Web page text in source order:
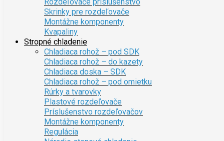
Skrinky pre rozdeľovače
Montážne komponenty
Kvapaliny
Stropné chladenie
Chladiaca rohož – pod SDK
Chladiaca rohož – do kazety
Chladiaca doska – SDK
Chladiaca rohož – pod omietku
Rúrky a tvarovky
Plastové rozdeľovače
Príslušenstvo rozdeľovačov
Montážne komponenty
Regulácia